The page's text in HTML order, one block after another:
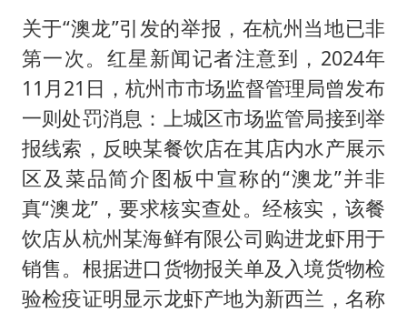
关于“澳龙”引发的举报，在杭州当地已非
第一次。红星新闻记者注意到，2024年
11月21日，杭州市市场监督管理局曾发布
一则处罚消息：上城区市场监管局接到举
报线索，反映某餐饮店在其店内水产展示
区及菜品简介图板中宣称的“澳龙”并非
真“澳龙”，要求核实查处。经核实，该餐
饮店从杭州某海鲜有限公司购进龙虾用于
销售。根据进口货物报关单及入境货物检
验检疫证明显示龙虾产地为新西兰，名称